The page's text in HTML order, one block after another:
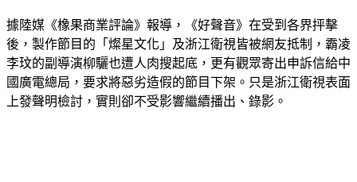
據陸媒《橡果商業評論》報導，《好聲音》在受到各界抨擊
後，製作節目的「燦星文化」及浙江衛視皆被網友抵制，霸凌
李玟的副導演柳驪也遭人肉搜起底，更有觀眾寄出申訴信給中
國廣電總局，要求將惡劣造假的節目下架。只是浙江衛視表面
上發聲明檢討，實則卻不受影響繼續播出、錄影。